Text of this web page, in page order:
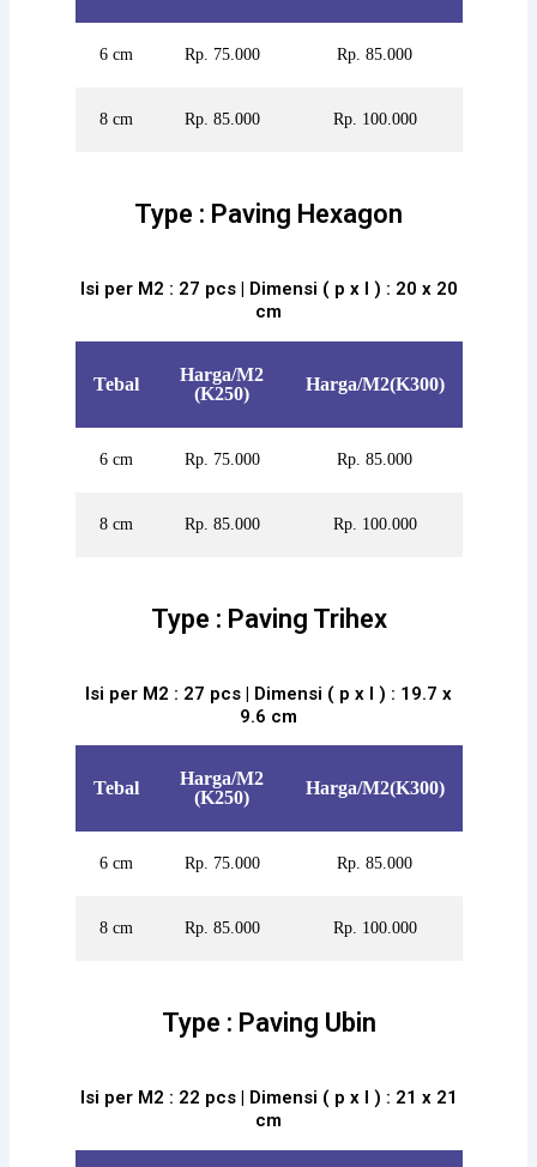
6 cm Rp. 75.000 Rp. 85.000
8 cm Rp. 85.000 Rp. 100.000
Type : Paving Hexagon
Isi per M2 : 27 pcs | Dimensi ( p x l ) : 20 x 20
cm
Tebal
Harga/M2
(K250)
Harga/M2(K300)
6 cm Rp. 75.000 Rp. 85.000
8 cm Rp. 85.000 Rp. 100.000
Type : Paving Trihex
Isi per M2 : 27 pcs | Dimensi ( p x l ) : 19.7 x
9.6 cm
Tebal
Harga/M2
(K250)
Harga/M2(K300)
6 cm Rp. 75.000 Rp. 85.000
8 cm Rp. 85.000 Rp. 100.000
Type : Paving Ubin
Isi per M2 : 22 pcs | Dimensi ( p x l ) : 21 x 21
cm